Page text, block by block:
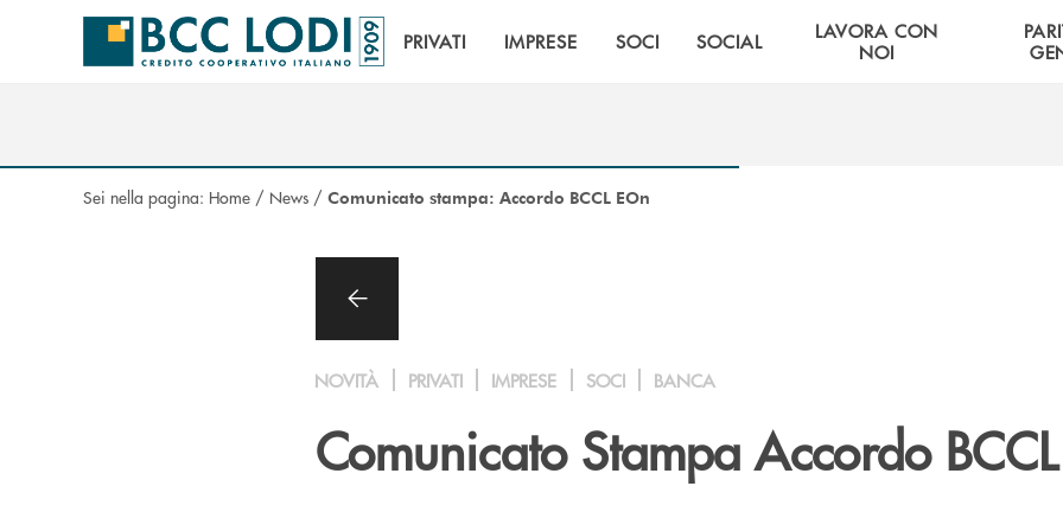
Salta al contenuto principale
PRIVATI IMPRESE SOCI SOCIAL
LAVORA CON
NOI
Sei nella pagina: Home / News / Comunicato stampa: Accordo BCCL EOn
NOVITÀ PRIVATI IMPRESE SOCI BANCA
Comunicato Stampa Accordo